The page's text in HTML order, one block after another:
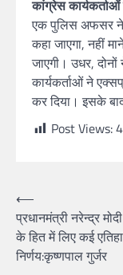
कांग्रेस
एक पुलिस अफसर ने
कहा जाएगा, नहीं
जाएगी। उधर,
कार्यकर्ताओं ने
कर दिया। इसके
Post Views:
⟵
प्रधानमंत्री नरेन्द्र
के हित में लिए कई
निर्णय:कृष्णपाल गुर्जर